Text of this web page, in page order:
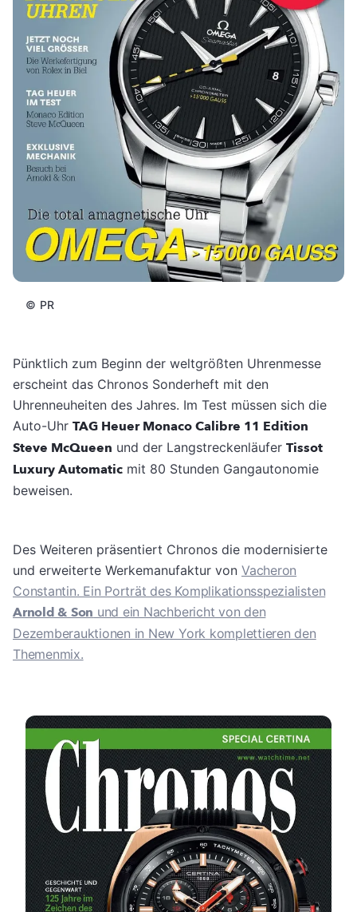
© PR
Pünktlich zum Beginn der weltgrößten Uhrenmesse
erscheint das Chronos Sonderheft mit den
Uhrenneuheiten des Jahres. Im Test müssen sich die
Auto-Uhr TAG Heuer Monaco Calibre 11 Edition
Steve McQueen und der Langstreckenläufer Tissot
Luxury Automatic mit 80 Stunden Gangautonomie
beweisen.
Des Weiteren präsentiert Chronos die modernisierte
und erweiterte Werkemanufaktur von Vacheron
Constantin. Ein Porträt des Komplikationsspezialisten
Arnold & Son und ein Nachbericht von den
Dezemberauktionen in New York komplettieren den
Themenmix.